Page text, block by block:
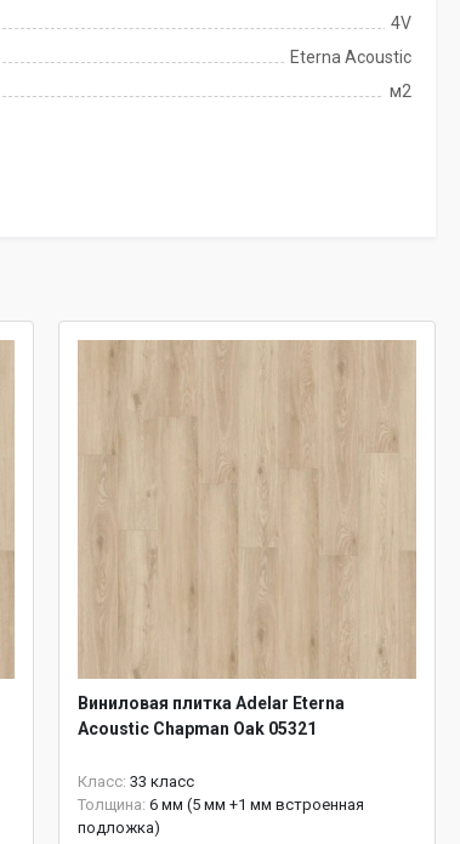
4V
Eterna Acoustic
м2
Виниловая плитка Adelar Eterna
Acoustic Chapman Oak 05321
Класс: 33 класс
Толщина: 6 мм (5 мм +1 мм встроенная
подложка)